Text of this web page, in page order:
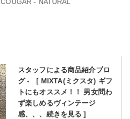
COUGAR - NATURAL
スタッフによる商品紹介ブロ
グ - ［ MIXTA(ミクスタ) ギフ
トにもオススメ！！ 男女問わ
ず楽しめるヴィンテージ
感、、、続きを見る ]